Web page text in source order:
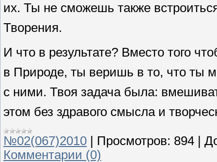
их. Ты не сможешь также
Творения.
И что в результате? Вместо того
в Природе, ты веришь в то, что ты
с ними. Твоя задача была:
этом без здравого смысла и
№02(067)2010 Просмотров: 894
Комментарии (0)